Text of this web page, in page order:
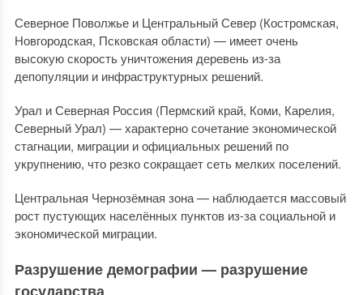
Северное Поволжье и Центральный Север (Костромская,
Новгородская, Псковская области) — имеет очень
высокую скорость уничтожения деревень из-за
депопуляции и инфраструктурных решений.
Урал и Северная Россия (Пермский край, Коми, Карелия,
Северный Урал) — характерно сочетание экономической
стагнации, миграции и официальных решений по
укрупнению, что резко сокращает сеть мелких поселений.
Центральная Чернозёмная зона — наблюдается массовый
рост пустующих населённых пунктов из-за социальной и
экономической миграции.
Разрушение демографии — разрушение